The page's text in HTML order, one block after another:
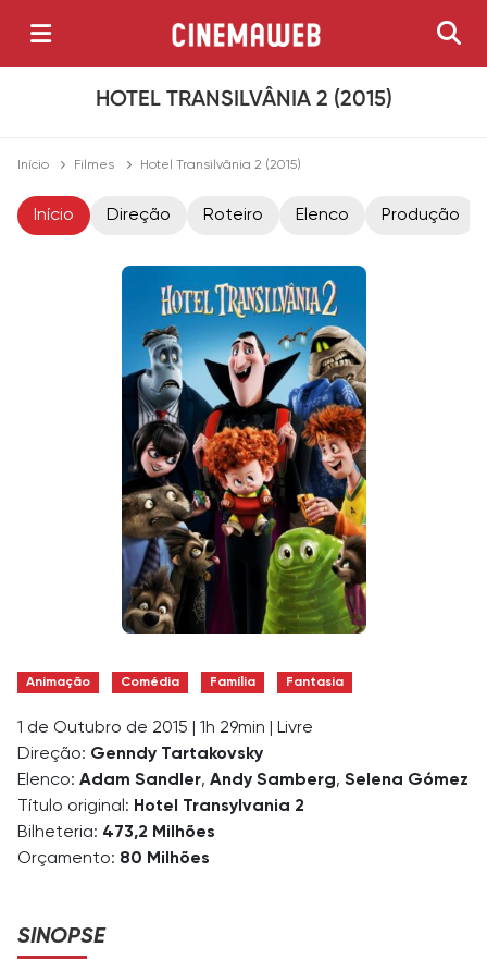
HOTEL TRANSILVÂNIA 2 (2015)
Início Filmes Hotel Transilvânia 2 (2015)
Início Direção Roteiro Elenco Produção
Animação Comédia Família Fantasia
1 de Outubro de 2015 1h 29min
Livre
Direção: Genndy Tartakovsky
Elenco: Adam Sandler, Andy Samberg, Selena Gómez
Título original: Hotel Transylvania 2
Bilheteria: 473,2 Milhões
Orçamento: 80 Milhões
SINOPSE